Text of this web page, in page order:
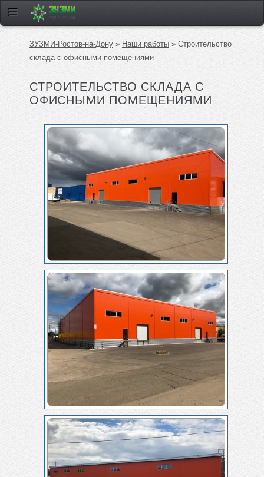
ЗУЗМИ-Ростов-на-Дону » Наши работы» Строительство
склада с офисными помещениями
СТРОИТЕЛЬСТВО СКЛАДА С
ОФИСНЫМИ ПОМЕЩЕНИЯМИ